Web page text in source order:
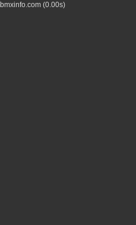
bmxinfo.com (0.00s)